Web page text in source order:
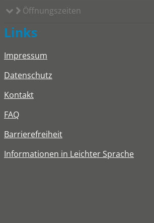
Öffnungszeiten
Links
Impressum
Datenschutz
Kontakt
FAQ
Barrierefreiheit
Informationen in Leichter Sprache